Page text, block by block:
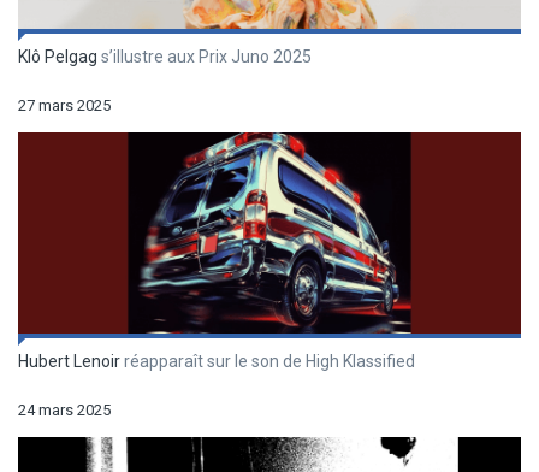
Klô Pelgag s’illustre aux Prix Juno 2025
27 mars 2025
Hubert Lenoirréapparaît sur le son de High Klassified
24 mars 2025